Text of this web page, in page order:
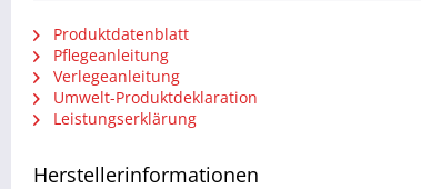
Produktdatenblatt
Pflegeanleitung
Verlegeanleitung
Umwelt-Produktdeklaration
Leistungserklärung
Herstellerinformationen